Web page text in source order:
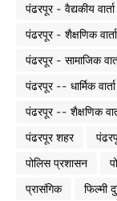
पंढरपूर - वैद्यकीय वार्ता
पंढरपूर - शैक्षणिक वार्ता
पंढरपूर - सामाजिक
पंढरपूर -- धार्मिक वार्ता
पंढरपूर -- शैक्षणिक
पंढरपूर शहर
पोलिस प्रशासन
प्रासंगिक
फिल्मी